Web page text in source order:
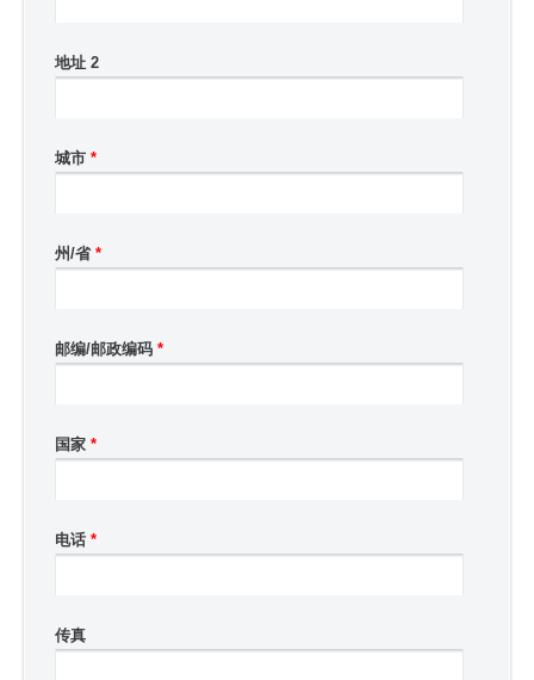
地址 2
城市 *
州/省 *
邮编/邮政编码 *
国家 *
电话 *
传真